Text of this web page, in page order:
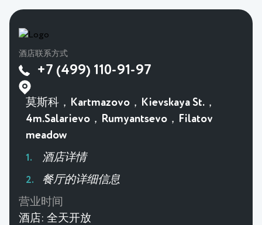
酒店联系方式
+7 (499) 110-91-97
莫斯科，Kartmazovo，Kievskaya St.，
4m.Salarievo，Rumyantsevo，Filatov
meadow
酒店详情
餐厅的详细信息
营业时间
酒店: 全天开放